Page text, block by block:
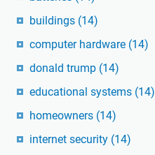
buildings (14)
computer hardware (14)
donald trump (14)
educational systems (14)
homeowners (14)
internet security (14)